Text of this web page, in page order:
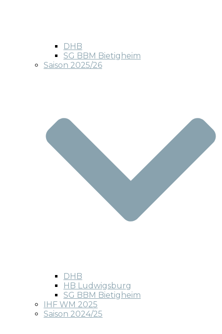
DHB
SG BBM Bietigheim
Saison 2025/26
DHB
HB Ludwigsburg
SG BBM Bietigheim
IHF WM 2025
Saison 2024/25